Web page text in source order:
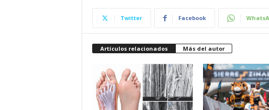
Twitter Facebook
Artículos relacionados Más del autor